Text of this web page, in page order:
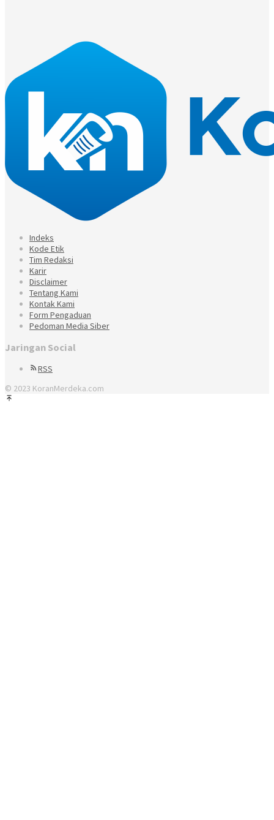
Indeks
Kode Etik
Tim Redaksi
Karir
Disclaimer
Tentang Kami
Kontak Kami
Form Pengaduan
Pedoman Media Siber
Jaringan Social
RSS
© 2023 KoranMerdeka.com